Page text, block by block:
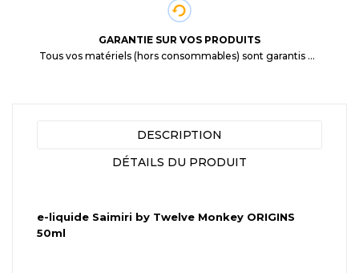
GARANTIE SUR VOS PRODUITS
Tous vos matériels (hors consommables) sont garantis 3 mois à partir de la date d'achat
DESCRIPTION
DÉTAILS DU PRODUIT
e-liquide Saimiri by Twelve Monkey ORIGINS
50ml